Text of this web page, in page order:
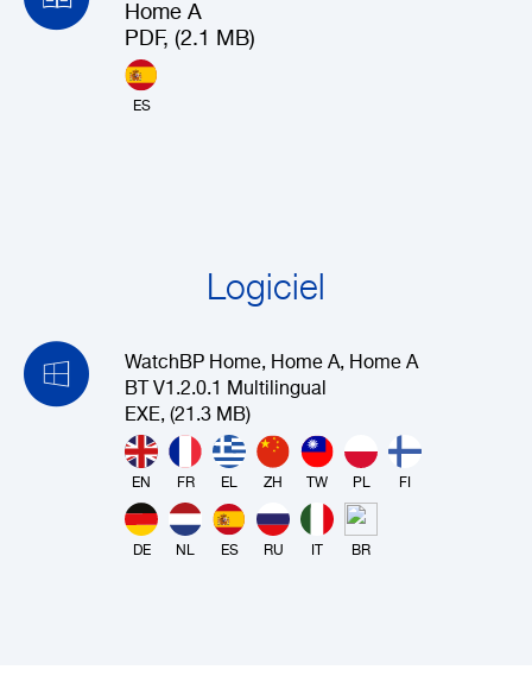
Home A
PDF, (2.1 MB)
ES
Logiciel
WatchBP Home, Home A, Home A
BT V1.2.0.1 Multilingual
EXE, (21.3 MB)
EN FR EL ZH TW PL FI
DE NL ES RU IT BR